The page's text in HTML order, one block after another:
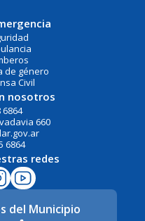
de género
Civil
nosotros
6864
660
6864
redes
del Municipio